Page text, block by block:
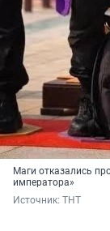
Маги отказались
императора»
Источник: ТНТ